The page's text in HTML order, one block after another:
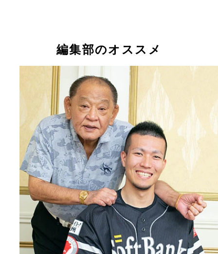
編集部のオススメ